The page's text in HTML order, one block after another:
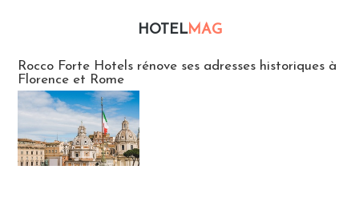
HOTELMAG
Rocco Forte Hotels rénove ses adresses historiques à
Florence et Rome